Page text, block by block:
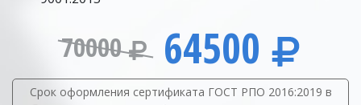
70000 64500
Срок оформления сертификата ГОСТ РПО 2016:2019 в